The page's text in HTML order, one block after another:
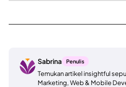
Sabrina Penulis
Temukan artikel insightful
Marketing, Web & Mobile